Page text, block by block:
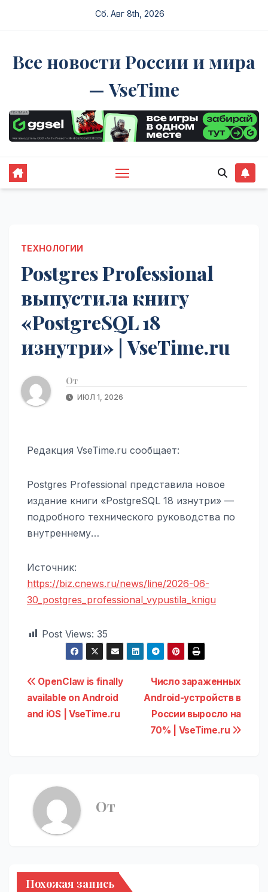
Сб. Авг 8th, 2026
Все новости России и мира
— VseTime
ТЕХНОЛОГИИ
Postgres Professional
выпустила книгу
«PostgreSQL 18
изнутри» | VseTime.ru
От
ИЮЛ 1, 2026
Редакция VseTime.ru сообщает:
Postgres Professional представила новое
издание книги «PostgreSQL 18 изнутри» —
подробного технического руководства по
внутреннему…
Источник:
https://biz.cnews.ru/news/line/2026-06-
30_postgres_professional_vypustila_knigu
Post Views: 35
Навигация
по
Число зараженных
Android-устройств в
России выросло на
70% | VseTime.ru
OpenClaw is finally
available on Android
and iOS | VseTime.ru
От
Похожая запись